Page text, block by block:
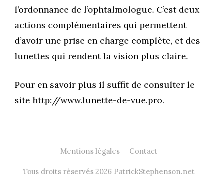
l’ordonnance de l’ophtalmologue. C’est deux
actions complémentaires qui permettent
d’avoir une prise en charge complète, et des
lunettes qui rendent la vision plus claire.
Pour en savoir plus il suffit de consulter le
site http://www.lunette-de-vue.pro.
Mentions légales Contact
Tous droits réservés 2026 PatrickStephenson.net